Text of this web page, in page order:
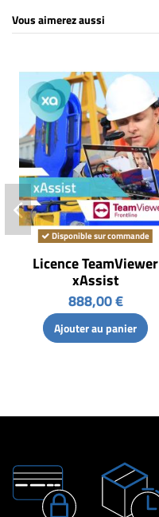
Vous aimerez aussi
Disponible sur commande
Licence TeamViewer
xAssist
888,00 €
Ajouter au panier